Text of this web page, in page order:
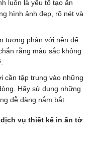
luôn là yếu tố tạo ấn
hình ảnh đẹp, rõ nét và
tương phản với nền để
rằng màu sắc không
cần tập trung vào những
Hãy sử dụng những
dễ dàng nắm bắt.
vụ thiết kế in ấn tờ